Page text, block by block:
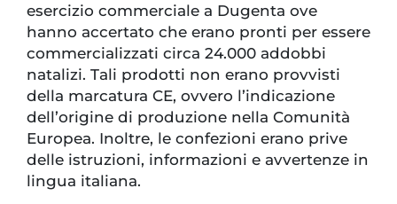
esercizio commerciale a Dugenta ove
hanno accertato che erano pronti per essere
commercializzati circa 24.000 addobbi
natalizi. Tali prodotti non erano provvisti
della marcatura CE, ovvero l’indicazione
dell’origine di produzione nella Comunità
Europea. Inoltre, le confezioni erano prive
delle istruzioni, informazioni e avvertenze in
lingua italiana.